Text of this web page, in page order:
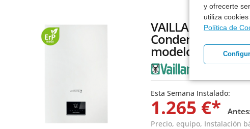
y ofrecerte
utiliza
Política de
VAILLANT
Condens 18/24
modelo
Esta Semana Instalado:
1.265 €*
Precio, equipo, Instalación